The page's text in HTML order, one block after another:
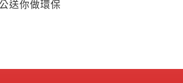
送你做環保